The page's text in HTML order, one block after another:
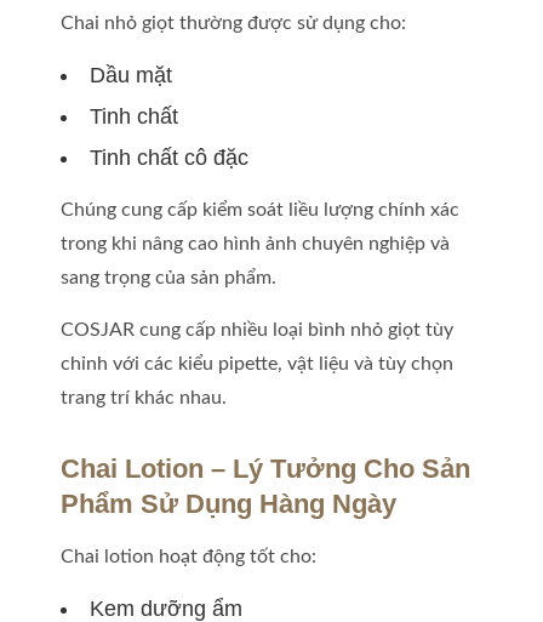
Chai nhỏ giọt thường được sử dụng cho:
Dầu mặt
Tinh chất
Tinh chất cô đặc
Chúng cung cấp kiểm soát liều lượng chính xác
trong khi nâng cao hình ảnh chuyên nghiệp và
sang trọng của sản phẩm.
COSJAR cung cấp nhiều loại bình nhỏ giọt tùy
chỉnh với các kiểu pipette, vật liệu và tùy chọn
trang trí khác nhau.
Chai Lotion – Lý Tưởng Cho Sản
Phẩm Sử Dụng Hàng Ngày
Chai lotion hoạt động tốt cho:
Kem dưỡng ẩm